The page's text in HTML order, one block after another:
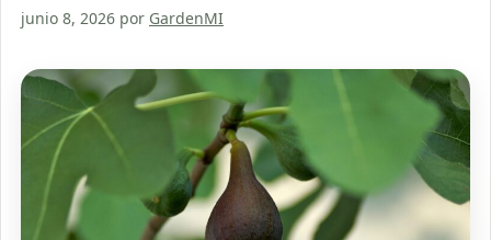
junio 8, 2026 por GardenMI